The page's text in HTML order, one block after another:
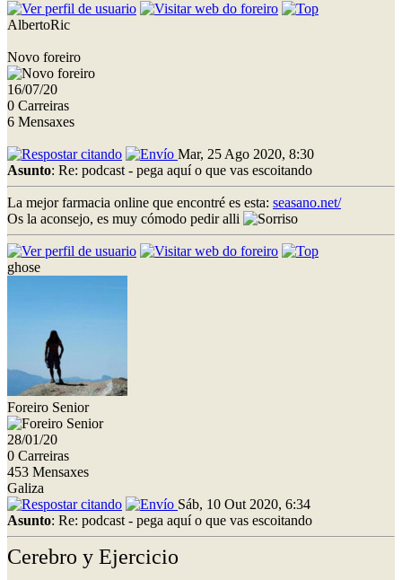
AlbertoRic
Novo foreiro
16/07/20
0 Carreiras
6 Mensaxes
Mar, 25 Ago 2020, 8:30
Asunto: Re: podcast - pega aquí o que vas escoitando
La mejor farmacia online que encontré es esta: seasano.net/
Os la aconsejo, es muy cómodo pedir alli
ghose
Foreiro Senior
28/01/20
0 Carreiras
453 Mensaxes
Galiza
Sáb, 10 Out 2020, 6:34
Asunto: Re: podcast - pega aquí o que vas escoitando
Cerebro y Ejercicio